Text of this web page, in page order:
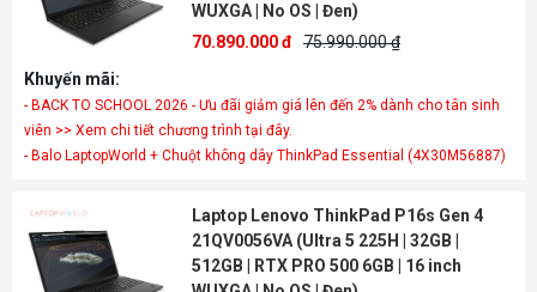
WUXGA | No OS | Đen)
70.890.000 đ 75.990.000 ₫
Khuyến mãi:
- BACK TO SCHOOL 2026 - Ưu đãi giảm giá lên đến 2% dành cho tân sinh
viên >> Xem chi tiết chương trình tại đây.
- Balo LaptopWorld + Chuột không dây ThinkPad Essential (4X30M56887)
Laptop Lenovo ThinkPad P16s Gen 4
21QV0056VA (Ultra 5 225H | 32GB |
512GB | RTX PRO 500 6GB | 16 inch